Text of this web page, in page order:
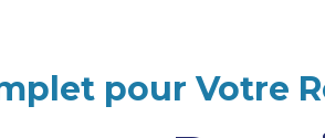
pour Votre